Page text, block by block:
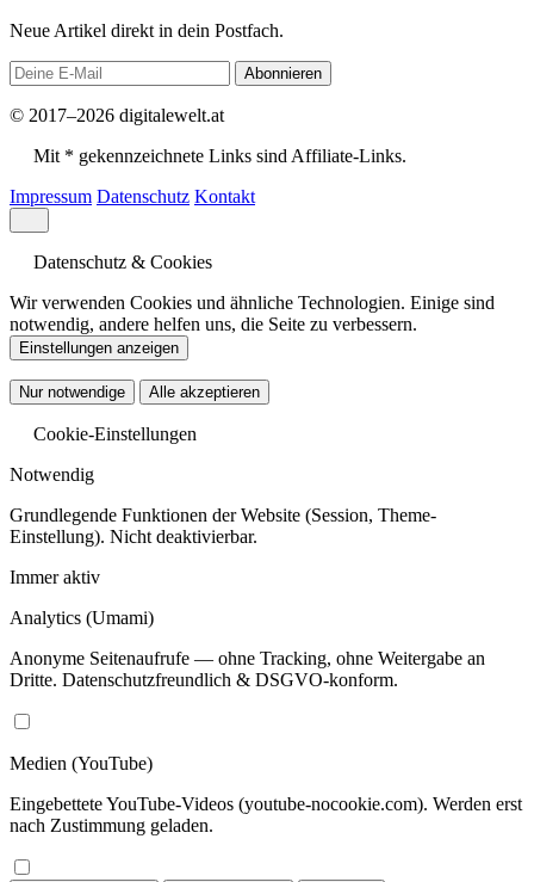
Neue Artikel direkt in dein Postfach.
Abonnieren
© 2017–2026 digitalewelt.at
Mit * gekennzeichnete Links sind Affiliate-Links.
Impressum Datenschutz Kontakt
Datenschutz & Cookies
Wir verwenden Cookies und ähnliche Technologien. Einige sind
notwendig, andere helfen uns, die Seite zu verbessern.
Einstellungen anzeigen
Nur notwendige Alle akzeptieren
Cookie-Einstellungen
Notwendig
Grundlegende Funktionen der Website (Session, Theme-
Einstellung). Nicht deaktivierbar.
Immer aktiv
Analytics (Umami)
Anonyme Seitenaufrufe — ohne Tracking, ohne Weitergabe an
Dritte. Datenschutzfreundlich & DSGVO-konform.
Medien (YouTube)
Eingebettete YouTube-Videos (youtube-nocookie.com). Werden erst
nach Zustimmung geladen.